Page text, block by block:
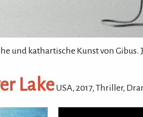
und kathartische Kunst von Gibus.
Lake USA, 2017, Thriller,